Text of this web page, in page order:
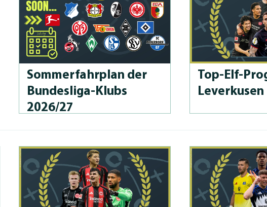
Som­merfahrplan der
Bun­des­li­ga-Klubs
2026/27
Top-Elf-